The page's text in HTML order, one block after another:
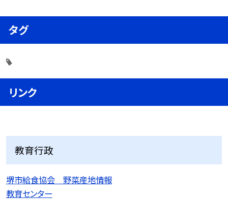
タグ
リンク
教育行政
堺市給食協会 野菜産地情報
教育センター